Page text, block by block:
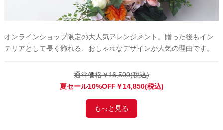
オンラインショップ限定の大人気アレンジメント。贈った後もイン
テリアとして長く飾れる、おしゃれなデザインが人気の理由です。
通常価格￥16,500(税込)
夏セール10%OFF￥14,850(税込)
もっと見る